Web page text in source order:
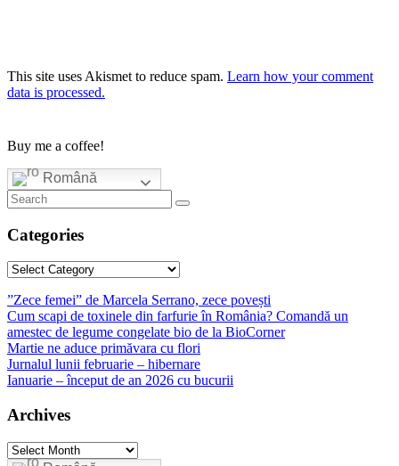
This site uses Akismet to reduce spam. Learn how your comment
data is processed.
Buy me a coffee!
Română
Categories
Categories
”Zece femei” de Marcela Serrano, zece povești
Cum scapi de toxinele din farfurie în România? Comandă un
amestec de legume congelate bio de la BioCorner
Martie ne aduce primăvara cu flori
Jurnalul lunii februarie – hibernare
Ianuarie – început de an 2026 cu bucurii
Archives
Archives